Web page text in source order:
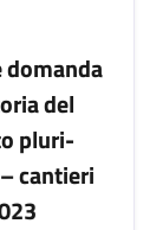
del
pluri-
cantieri